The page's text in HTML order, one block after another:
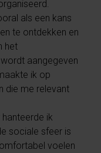
als een kans
te ontdekken en
het
aangegeven
ik op
die me relevant
ik
sociale sfeer is
voelen